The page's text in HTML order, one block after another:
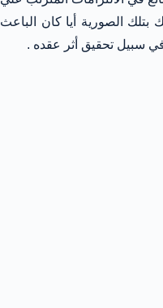
بتلك الصورية أيا كان الباعث
في سبيل تحقيق أثر عقده .